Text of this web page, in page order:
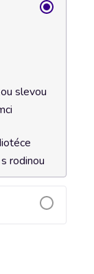
slevou
rodinou